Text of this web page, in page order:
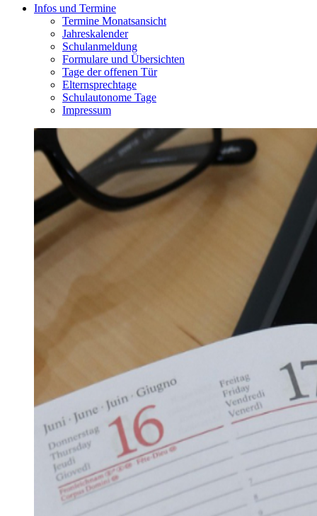
Infos und Termine
Termine Monatsansicht
Jahreskalender
Schulanmeldung
Formulare und Übersichten
Tage der offenen Tür
Elternsprechtage
Schulautonome Tage
Impressum